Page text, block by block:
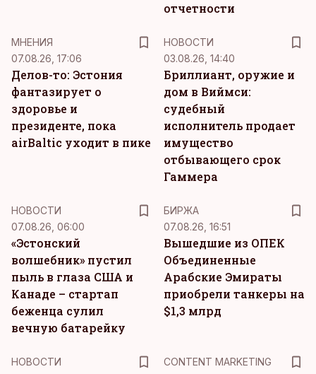
отчетности
MНЕНИЯ
07.08.26, 17:06
Делов-то: Эстония
фантазирует о
здоровье и
президенте, пока
airBaltic уходит в пике
НОВОСТИ
03.08.26, 14:40
Бриллиант, оружие и
дом в Виймси:
судебный
исполнитель продает
имущество
отбывающего срок
Гаммера
НОВОСТИ
07.08.26, 06:00
«Эстонский
волшебник» пустил
пыль в глаза США и
Канаде – стартап
беженца сулил
вечную батарейку
БИРЖА
07.08.26, 16:51
Вышедшие из ОПЕК
Объединенные
Арабские Эмираты
приобрели танкеры на
$1,3 млрд
НОВОСТИ
CONTENT MARKETING